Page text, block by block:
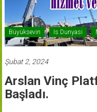
Büyüksevin Is Dunyasi
Şubat 2, 2024
Arslan Vinç
Başladı.